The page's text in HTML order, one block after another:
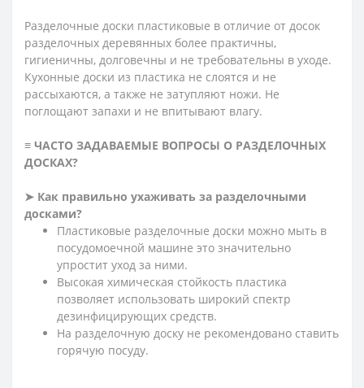
Разделочные доски пластиковые в отличие от досок
разделочных деревянных более практичны,
гигиеничны, долговечны и не требовательны в уходе.
Кухонные доски из пластика не слоятся и не
рассыхаются, а также не затупляют ножи. Не
поглощают запахи и не впитывают влагу.
≡ ЧАСТО ЗАДАВАЕМЫЕ ВОПРОСЫ О РАЗДЕЛОЧНЫХ
ДОСКАХ?
➤ Как правильно ухаживать за разделочными
досками?
Пластиковые разделочные доски можно мыть в
посудомоечной машине это значительно
упростит уход за ними.
Высокая химическая стойкость пластика
позволяет использовать широкий спектр
дезинфицирующих средств.
На разделочную доску не рекомендовано ставить
горячую посуду.